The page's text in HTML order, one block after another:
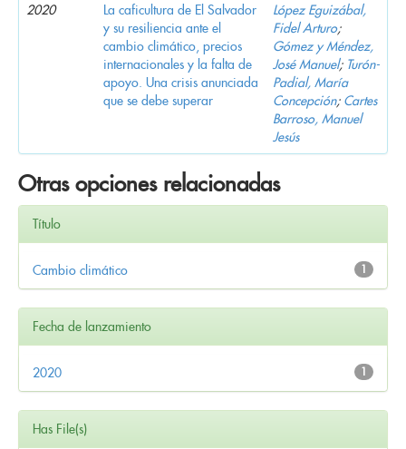
2020
La caficultura de El Salvador
y su resiliencia ante el
cambio climático, precios
internacionales y la falta de
apoyo. Una crisis anunciada
que se debe superar
López Eguizábal,
Fidel Arturo;
Gómez y Méndez,
José Manuel; Turón-
Padial, María
Concepción; Cartes
Barroso, Manuel
Jesús
Otras opciones relacionadas
Título
1
Cambio climático
Fecha de lanzamiento
1
2020
Has File(s)